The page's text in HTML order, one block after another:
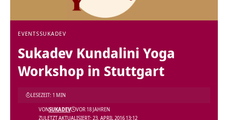
EVENTSSUKADEV
Sukadev Kundalini Yoga
Workshop in Stuttgart
ZULETZT AKTUALISIERT: 23. APRIL 2016 13:12
VONSUKADEV VOR 18 JAHREN
LESEZEIT: 1 MIN